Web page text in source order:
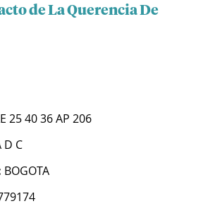
de La Querencia De
25 40 36 AP 206
D C
BOGOTA